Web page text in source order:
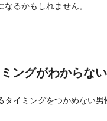
なるかもしれません。
ングがわからない
タイミングをつかめない男